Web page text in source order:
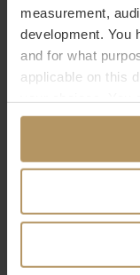
measurement,
development. You
and for what
applicable on this
any time from the
the Privacy trigger
If you allow, we
Identify
Wilt u meer weten
een product dat
contact op met
slechts 2 minuten.
aankoop? Bij WDS
Merk
Afmetingen